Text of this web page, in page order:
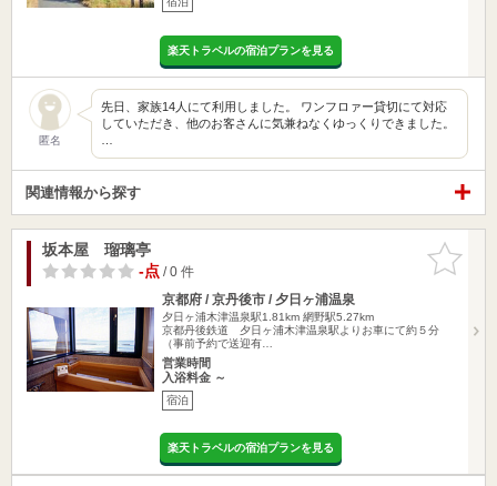
楽天トラベルの宿泊プランを見る
匿名
先日、家族14人にて利用しました。 ワンフロァー貸切にて対応
していただき、他のお客さんに気兼ねなくゆっくりできました。
関連情報から探す
お気に入
りに追加
坂本屋 瑠璃亭
-点/ 0 件
京都府 / 京丹後市 / 夕日ヶ浦温泉
夕日ヶ浦木津温泉駅1.81km 網野駅5.27km
京都丹後鉄道 夕日ヶ浦木津温泉駅よりお車にて約５分
（事前予約で送迎有…
営業時間
入浴料金 ～
宿泊
楽天トラベルの宿泊プランを見る